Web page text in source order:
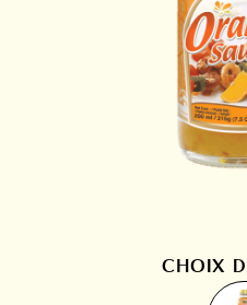
CHOIX